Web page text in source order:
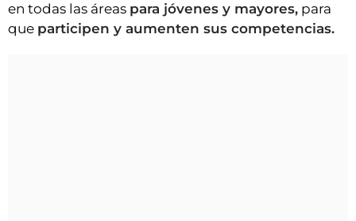
en todas las áreas para jóvenes y mayores, para
que participen y aumenten sus competencias.